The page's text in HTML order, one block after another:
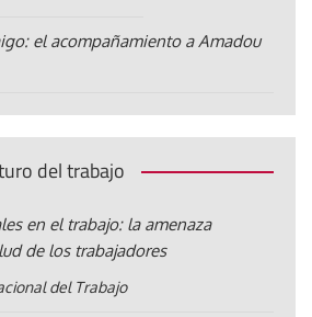
el acompañamiento a Amadou
del trabajo
en el trabajo: la amenaza
de los trabajadores
del Trabajo